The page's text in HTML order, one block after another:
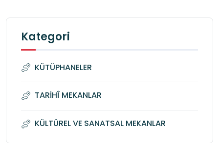
Kategori
KÜTÜPHANELER
TARİHÎ MEKANLAR
KÜLTÜREL VE SANATSAL MEKANLAR